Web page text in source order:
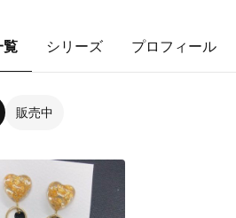
覧 シリーズ プロフィール
販売中